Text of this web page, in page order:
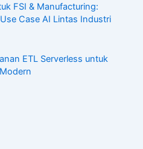
FSI & Manufacturing:
Case AI Lintas Industri
ETL Serverless untuk